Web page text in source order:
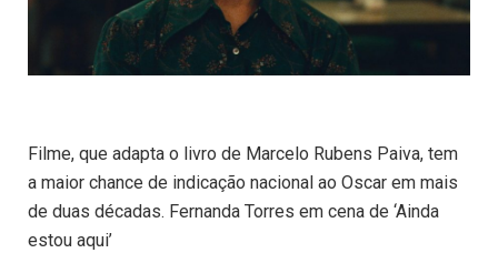
Filme, que adapta o livro de Marcelo Rubens Paiva, tem
a maior chance de indicação nacional ao Oscar em mais
de duas décadas. Fernanda Torres em cena de ‘Ainda
estou aqui’